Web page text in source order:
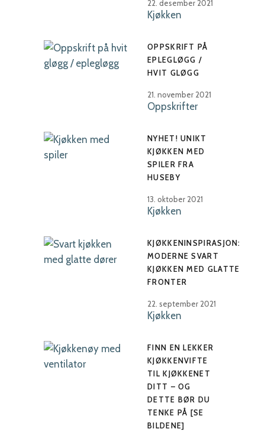
22. desember 2021
Kjøkken
OPPSKRIFT PÅ
EPLEGLØGG /
HVIT GLØGG
21. november 2021
Oppskrifter
NYHET! UNIKT
KJØKKEN MED
SPILER FRA
HUSEBY
13. oktober 2021
Kjøkken
KJØKKENINSPIRASJON:
MODERNE SVART
KJØKKEN MED GLATTE
FRONTER
22. september 2021
Kjøkken
FINN EN LEKKER
KJØKKENVIFTE
TIL KJØKKENET
DITT – OG
DETTE BØR DU
TENKE PÅ [SE
BILDENE]